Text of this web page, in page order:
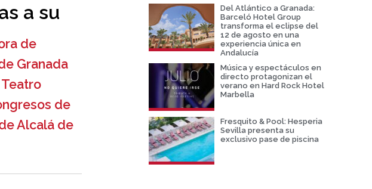
a su
de
Granada
de
Alcalá de
Del Atlántico a Granada:
Barceló Hotel Group
transforma el eclipse del
12 de agosto en una
experiencia única en
Andalucía
Música y espectáculos en
directo protagonizan el
verano en Hard Rock Hotel
Marbella
Fresquito & Pool: Hesperia
Sevilla presenta su
exclusivo pase de piscina